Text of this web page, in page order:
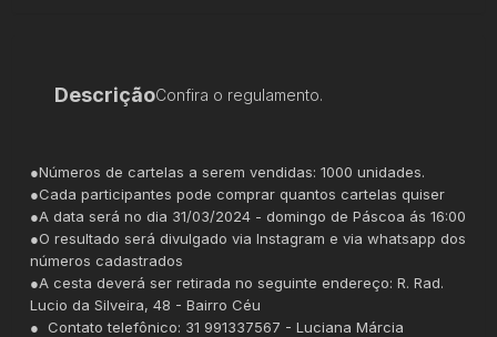
DescriçãoConfira o regulamento.
●Números de cartelas a serem vendidas: 1000 unidades.
●Cada participantes pode comprar quantos cartelas quiser
●A data será no dia 31/03/2024 - domingo de Páscoa ás 16:00
●O resultado será divulgado via Instagram e via whatsapp dos
números cadastrados
●A cesta deverá ser retirada no seguinte endereço: R. Rad.
Lucio da Silveira, 48 - Bairro Céu
● Contato telefônico: 31 991337567 - Luciana Márcia